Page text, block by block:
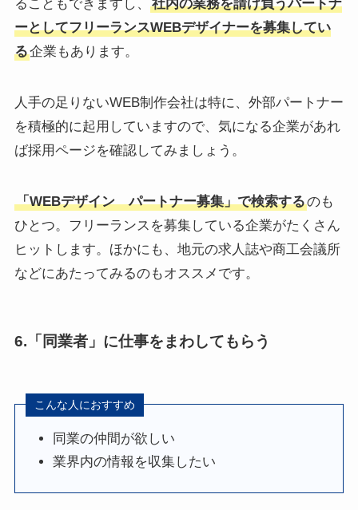
ることもできますし、
社内の業務を請け負うパートナ
ーとしてフリーランスWEBデザイナーを募集してい
る企業もあります。
人手の足りないWEB制作会社は特に、外部パートナー
を積極的に起用していますので、気になる企業があれ
ば採用ページを確認してみましょう。
「WEBデザイン パートナー募集」で検索するのも
ひとつ。フリーランスを募集している企業がたくさん
ヒットします。ほかにも、地元の求人誌や商工会議所
などにあたってみるのもオススメです。
6.「同業者」に仕事をまわしてもらう
こんな人におすすめ
同業の仲間が欲しい
業界内の情報を収集したい